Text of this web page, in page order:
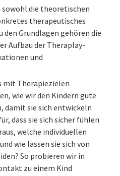
die theoretischen
therapeutisches
den Grundlagen gehören die
Aufbau der Theraplay-
und
mit Therapiezielen
wie wir den Kindern gute
damit sie sich entwickeln
dass sie sich sicher fühlen
welche individuellen
wie lassen sie sich von
So probieren wir in
zu einem Kind